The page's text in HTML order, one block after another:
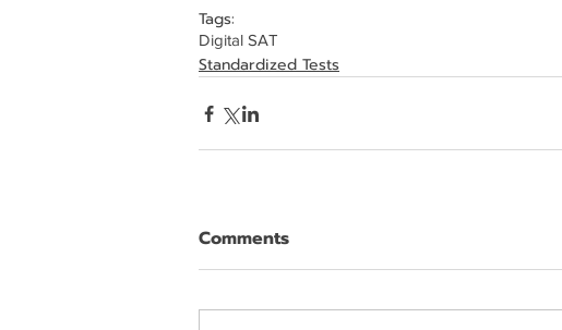
Tags:
Digital SAT
Standardized Tests
Comments